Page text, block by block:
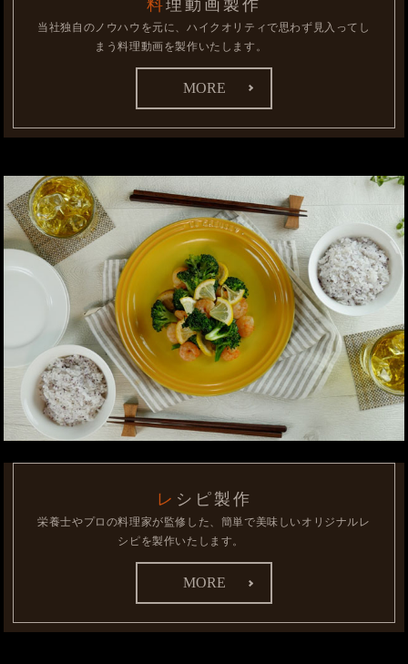
料理動画製作
当社独自のノウハウを元に、ハイクオリティで思わず見入ってし
まう料理動画を製作いたします。
MORE
レシピ製作
栄養士やプロの料理家が監修した、簡単で美味しいオリジナルレ
シピを製作いたします。
MORE